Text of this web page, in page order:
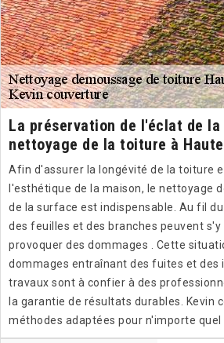
La préservation de l'éclat de
nettoyage de la toiture à
Afin d'assurer la longévité de la toiture
l'esthétique de la maison, le nettoyage
de la surface est indispensable. Au fil
des feuilles et des branches peuvent
provoquer des dommages . Cette
dommages entraînant des fuites et des
travaux sont à confier à des
la garantie de résultats durables. Kevin
méthodes adaptées pour n'importe